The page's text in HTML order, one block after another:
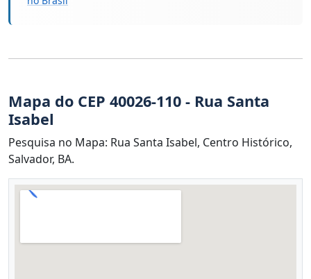
Mapa do CEP 40026-110 - Rua Santa
Isabel
Pesquisa no Mapa: Rua Santa Isabel, Centro Histórico,
Salvador, BA.